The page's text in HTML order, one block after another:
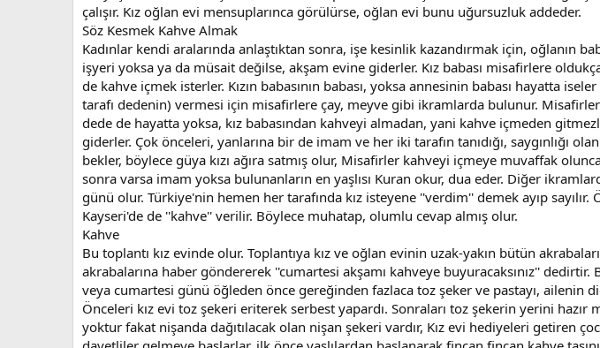
çalışır. Kız oğlan evi mensuplarınca görülürse, oğlan evi bunu uğursuzluk addeder.
Söz Kesmek Kahve Almak
Kadınlar kendi aralarında anlaştıktan sonra, işe kesinlik kazandırmak için, oğlanın
işyeri yoksa ya da müsait değilse, akşam evine giderler. Kız babası misafirlere
de kahve içmek isterler. Kızın babasının babası, yoksa annesinin babası hayatta
tarafı dedenin) vermesi için misafirlere çay, meyve gibi ikramlarda bulunur.
dede de hayatta yoksa, kız babasından kahveyi almadan, yani kahve içmeden
giderler. Çok önceleri, yanlarına bir de imam ve her iki tarafın tanıdığı, saygınlığı
bekler, böylece güya kızı ağıra satmış olur, Misafirler kahveyi içmeye muvaffak
sonra varsa imam yoksa bulunanların en yaşlısı Kuran okur, dua eder. Diğer
günü olur. Türkiye'nin hemen her tarafında kız isteyene ''verdim'' demek ayıp
Kayseri'de de ''kahve'' verilir. Böylece muhatap, olumlu cevap almış olur.
Kahve
Bu toplantı kız evinde olur. Toplantıya kız ve oğlan evinin uzak-yakın bütün
akrabalarına haber göndererek ''cumartesi akşamı kahveye buyuracaksınız''
veya cumartesi günü öğleden önce gereğinden fazlaca toz şeker ve pastayı,
Önceleri kız evi toz şekeri eriterek serbest yapardı. Sonraları toz şekerin yerini
yoktur fakat nişanda dağıtılacak olan nişan şekeri vardır, Kız evi hediyeleri getiren